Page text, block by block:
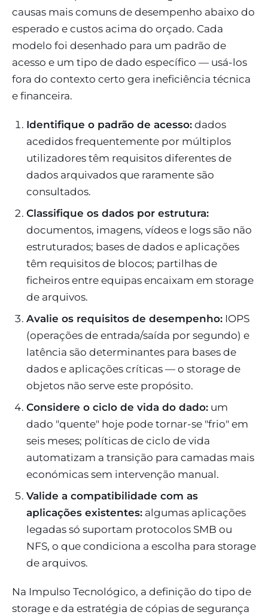
causas mais comuns de desempenho abaixo do
esperado e custos acima do orçado. Cada
modelo foi desenhado para um padrão de
acesso e um tipo de dado específico — usá-los
fora do contexto certo gera ineficiência técnica
e financeira.
Identifique o padrão de acesso: dados
acedidos frequentemente por múltiplos
utilizadores têm requisitos diferentes de
dados arquivados que raramente são
consultados.
Classifique os dados por estrutura:
documentos, imagens, vídeos e logs são não
estruturados; bases de dados e aplicações
têm requisitos de blocos; partilhas de
ficheiros entre equipas encaixam em storage
de arquivos.
Avalie os requisitos de desempenho: IOPS
(operações de entrada/saída por segundo) e
latência são determinantes para bases de
dados e aplicações críticas — o storage de
objetos não serve este propósito.
Considere o ciclo de vida do dado: um
dado "quente" hoje pode tornar-se "frio" em
seis meses; políticas de ciclo de vida
automatizam a transição para camadas mais
económicas sem intervenção manual.
Valide a compatibilidade com as
aplicações existentes: algumas aplicações
legadas só suportam protocolos SMB ou
NFS, o que condiciona a escolha para storage
de arquivos.
Na Impulso Tecnológico, a definição do tipo de
storage e da estratégia de cópias de segurança